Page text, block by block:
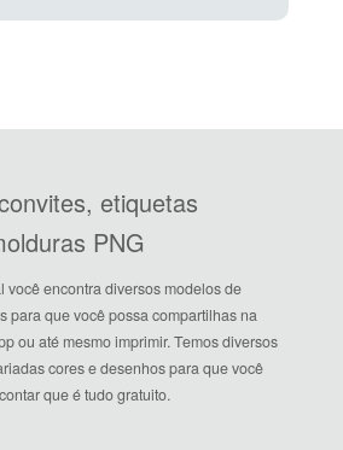
etiquetas
PNG
você encontra diversos modelos de
para que você possa compartilhas na
ou até mesmo imprimir. Temos diversos
cores e desenhos para que você
que é tudo gratuito.